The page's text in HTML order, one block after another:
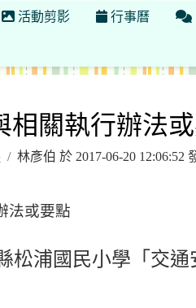
活動剪影 行事曆
相關執行辦法
林彥伯 於 2017-06-20 12:06:52
法或要點
松浦國民小學「交